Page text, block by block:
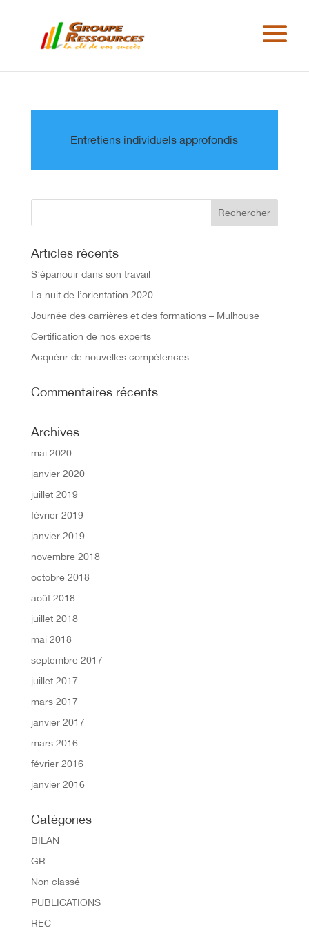
Entretiens individuels approfondis
Articles récents
S’épanouir dans son travail
La nuit de l’orientation 2020
Journée des carrières et des formations – Mulhouse
Certification de nos experts
Acquérir de nouvelles compétences
Commentaires récents
Archives
mai 2020
janvier 2020
juillet 2019
février 2019
janvier 2019
novembre 2018
octobre 2018
août 2018
juillet 2018
mai 2018
septembre 2017
juillet 2017
mars 2017
janvier 2017
mars 2016
février 2016
janvier 2016
Catégories
BILAN
GR
Non classé
PUBLICATIONS
REC